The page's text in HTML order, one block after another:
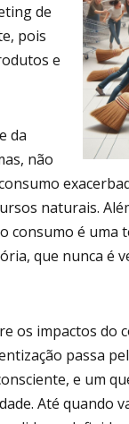
de
pois
e
da
não
naturais.
consumo é uma
que nunca é
os impactos do
passa
e um
Até quando